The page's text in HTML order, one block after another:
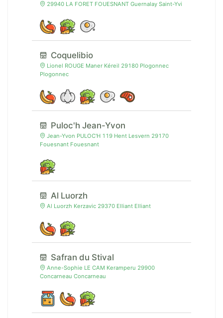
29940 LA FORET FOUESNANT Guernalay Saint-Yvi
Coquelibio
Lionel ROUGE Maner Kéreil 29180 Plogonnec
Plogonnec
Puloc'h Jean-Yvon
Jean-Yvon PULOC'H 119 Hent Lesvern 29170
Fouesnant Fouesnant
Al Luorzh
Al Luorzh Kerzavic 29370 Elliant Elliant
Safran du Stival
Anne-Sophie LE CAM Keramperu 29900
Concarneau Concarneau